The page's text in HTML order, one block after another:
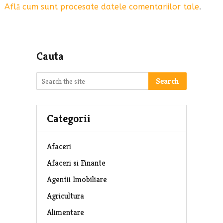
Află cum sunt procesate datele comentariilor tale.
Cauta
Search
Categorii
Afaceri
Afaceri si Finante
Agentii Imobiliare
Agricultura
Alimentare